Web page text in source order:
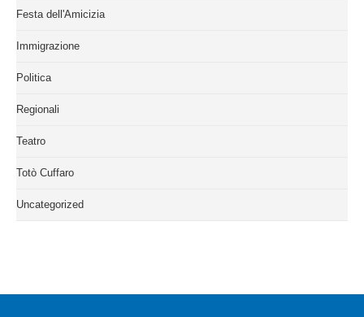
Festa dell'Amicizia
Immigrazione
Politica
Regionali
Teatro
Totò Cuffaro
Uncategorized